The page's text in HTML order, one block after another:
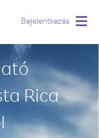
Bejelentkezés
Rica